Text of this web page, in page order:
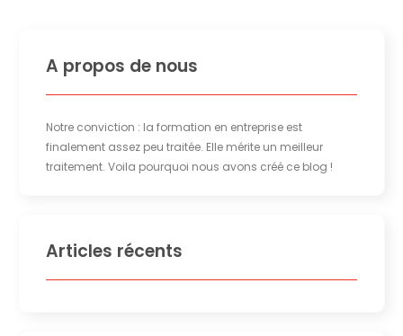
A propos de nous
Notre conviction : la formation en entreprise est
finalement assez peu traitée. Elle mérite un meilleur
traitement. Voila pourquoi nous avons créé ce blog !
Articles récents